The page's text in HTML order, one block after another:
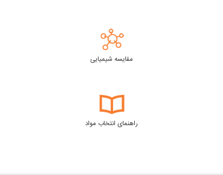
مقایسه شیمیایی
راهنمای انتخاب مواد